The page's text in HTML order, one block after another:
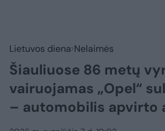
Lietuvos diena Nelaimės
Šiauliuose 86 metų
vairuojamas „Opel“
– automobilis apvirto